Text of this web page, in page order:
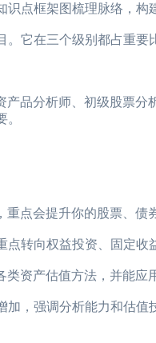
框架图梳理脉络，构
在三个级别都占重要
分析师、初级股票分
会提升你的股票、债
向权益投资、固定收
产估值方法，并能应
强调分析能力和估值